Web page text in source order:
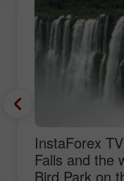
InstaForex
Falls and the
Bird Park on